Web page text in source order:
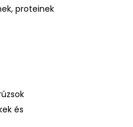
proteinek
és